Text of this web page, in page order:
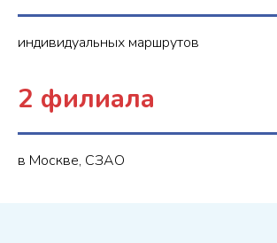
индивидуальных маршрутов
2 филиала
в Москве, СЗАО